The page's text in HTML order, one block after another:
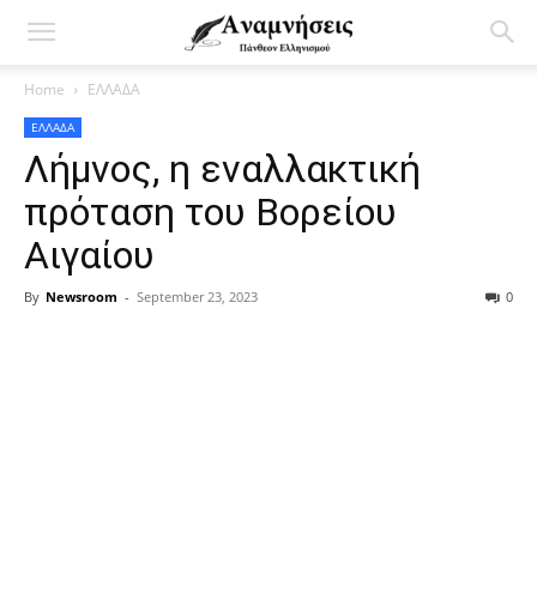
Home ΕΛΛΑΔΑ
ΕΛΛΑΔΑ
Λήμνος, η εναλλακτική
πρόταση του Βορείου
Αιγαίου
By Newsroom - September 23, 2023 0